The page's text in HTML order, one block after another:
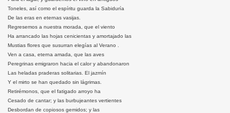
Toneles, así como el espíritu guarda la Sabiduría
De las eras en eternas vasijas.
Regresemos a nuestra morada, que el viento
Ha arrancado las hojas cenicientas y amortajado las
Mustias flores que susurran elegías al Verano .
Ven a casa, eterna amada, que las aves
Peregrinas emigraron hacia el calor y abandonaron
Las heladas praderas solitarias. El jazmín
Y el mirto se han quedado sin lágrimas.
Retirémonos, que el fatigado arroyo ha
Cesado de cantar; y las burbujeantes vertientes
Desbordan de copiosos gemidos; y las